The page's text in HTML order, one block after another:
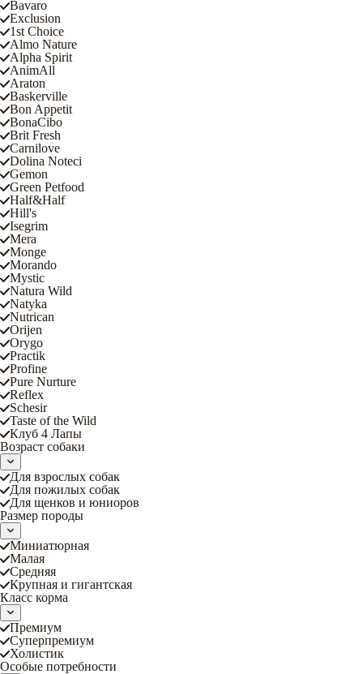
Bavaro
Exclusion
1st Choice
Almo Nature
Alpha Spirit
AnimAll
Araton
Baskerville
Bon Appetit
BonaCibo
Brit Fresh
Carnilove
Dolina Noteci
Gemon
Green Petfood
Half&Half
Hill's
Isegrim
Mera
Monge
Morando
Mystic
Natura Wild
Natyka
Nutrican
Orijen
Orygo
Practik
Profine
Pure Nurture
Reflex
Schesir
Taste of the Wild
Клуб 4 Лапы
Возраст собаки
Для взрослых собак
Для пожилых собак
Для щенков и юниоров
Размер породы
Миниатюрная
Малая
Средняя
Крупная и гигантская
Класс корма
Премиум
Суперпремиум
Холистик
Особые потребности